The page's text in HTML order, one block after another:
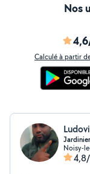
Nos
Calculé à partir
Noisy-